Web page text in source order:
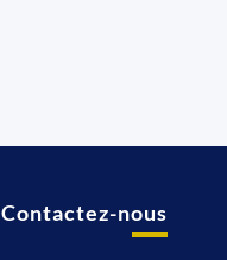
Contactez-nous